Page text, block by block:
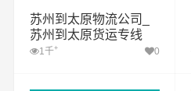
苏州到太原物流公司_
苏州到太原货运专线
1千+ 0